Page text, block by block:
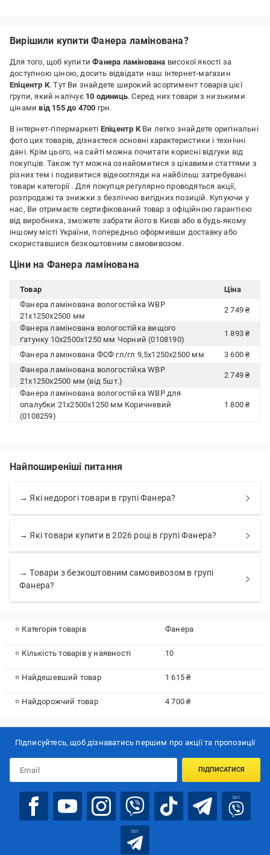
Вирішили купити Фанера ламінована?
Для того, щоб купитиФанера ламінована високої якості за
доступною ціною, досить відвідати наш інтернет-магазин
Епіцентр К. Тут Ви знайдете широкий асортимент товарів цієї
групи, який налічує 10 одиниць. Серед них товари з низькими
цінамивід 155 до 4700 грн.
В інтернет-гіпермаркеті Епіцентр КВи легко знайдете оригінальні
фото цих товарів, дізнаєтеся основні характеристики і технічні
дані. Крім цього, на сайті можна почитати корисні відгуки від
покупців. Також тут можна ознайомитися з цікавими статтями з
різних тем і подивитися відеоогляди на найбільш затребувані
товари категорії . Для покупця регулярно проводяться акції,
розпродажі та знижки з безліччю вигідних позицій. Купуючи у
нас, Ви отримаєте сертифікований товар з офіційною гарантією
від виробника, зможете забрати його в Києві або в будь-якому
іншому місті України, попередньо оформивши доставку або
скориставшися безкоштовним самовивозом.
Ціни на Фанера ламінована
Товар
Ціна
Фанера ламінована вологостійка WBP
21х1250х2500 мм
2 749 ₴
Фанера ламінована вологостійка вищого
ґатунку 10х2500х1250 мм Чорний (0108190)
1 893 ₴
Фанера ламінована ФСФ гл/гл 9,5х1250х2500 мм
3 600 ₴
Фанера ламінована вологостійка WBP
21х1250х2500 мм (від 5шт.)
2 749 ₴
Фанера ламінована вологостійка WBP для
опалубки 21х2500х1250 мм Коричневий
(0108259)
1 800 ₴
Найпоширеніші питання
→ Які недорогі товари в групі Фанера?
→ Які товари купити в 2026 році в групі Фанера?
→ Товари з безкоштовним самовивозом в групі
Фанера?
⭐ Категорія товарів Фанера
⭐ Кількість товарів у наявності 10
⭐ Найдешевший товар 1 615 ₴
⭐ Найдорожчий товар 4 700 ₴
Підписуйтесь, щоб дізнаватись першим про акції та пропозиції
ПІДПИСАТИСЯ
bot
bot